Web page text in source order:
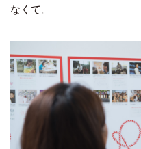
なくて。